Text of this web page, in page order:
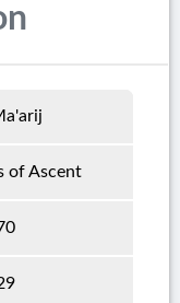
of Ascent